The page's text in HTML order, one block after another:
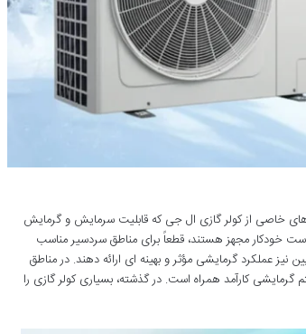
خاصی از کولر گازی ال جی که قابلیت سرمایش و گرمایش
خودکار مجهز هستند، قطعاً برای مناطق سردسیر مناسب
عملکرد گرمایشی مؤثر و بهینه ای ارائه دهند. در مناطق
کارآمد همراه است. در گذشته، بسیاری کولر گازی را